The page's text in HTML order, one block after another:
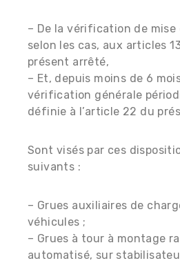
– De la vérification de
selon les cas, aux articles
présent arrêté,
– Et, depuis moins de 6
vérification générale
définie à l’article 22 du
Sont visés par ces
suivants :
– Grues auxiliaires de
véhicules ;
– Grues à tour à montage
automatisé, sur